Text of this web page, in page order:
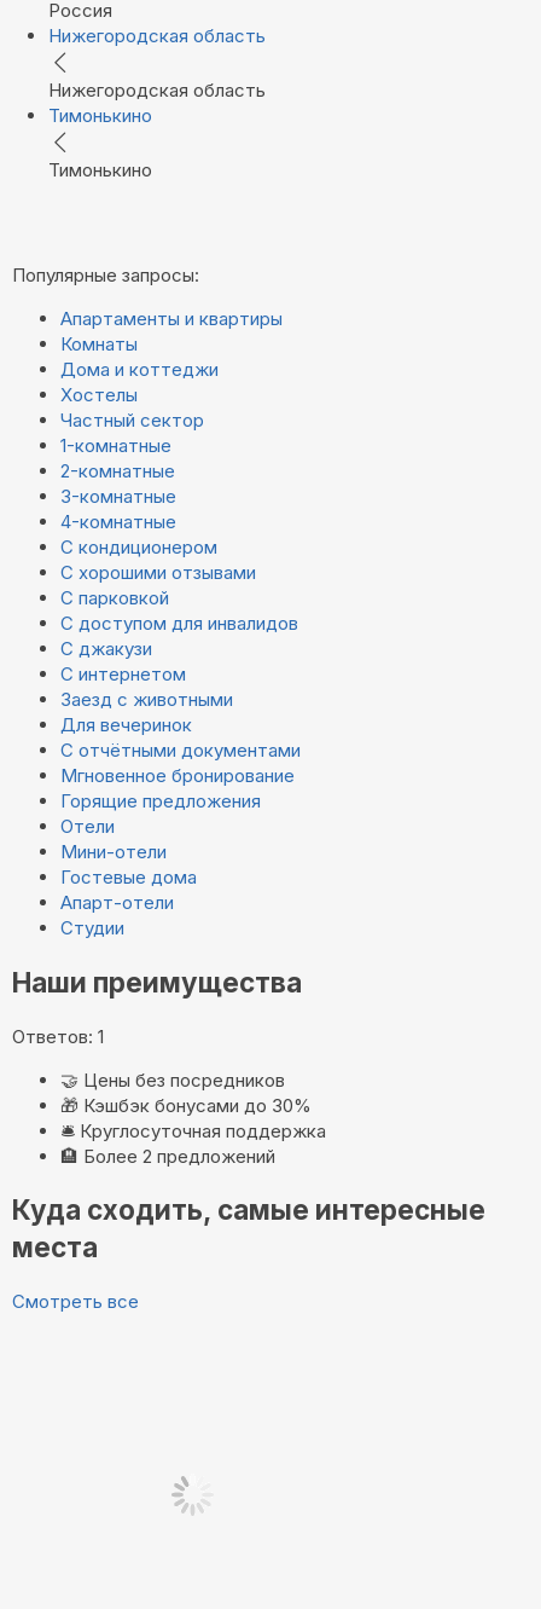
Россия
Нижегородская область
Нижегородская область
Тимонькино
Тимонькино
Популярные запросы:
Апартаменты и квартиры
Комнаты
Дома и коттеджи
Хостелы
Частный сектор
1-комнатные
2-комнатные
3-комнатные
4-комнатные
С кондиционером
С хорошими отзывами
С парковкой
С доступом для инвалидов
С джакузи
С интернетом
Заезд с животными
Для вечеринок
С отчётными документами
Мгновенное бронирование
Горящие предложения
Отели
Мини-отели
Гостевые дома
Апарт-отели
Студии
Наши преимущества
Ответов: 1
🤝 Цены без посредников
🎁 Кэшбэк бонусами до 30%
🛎️ Круглосуточная поддержка
🏨 Более 2 предложений
Куда сходить, самые интересные
места
Смотреть все